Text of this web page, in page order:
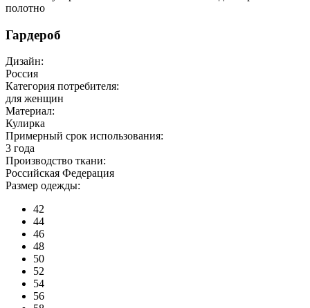
полотно
Гардероб
Дизайн:
Россия
Категория потребителя:
для женщин
Материал:
Кулирка
Примерный срок использования:
3 года
Производство ткани:
Российская Федерация
Размер одежды:
42
44
46
48
50
52
54
56